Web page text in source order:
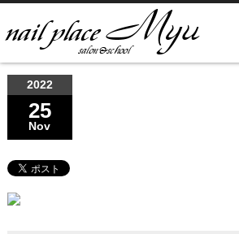
2022
25
Nov